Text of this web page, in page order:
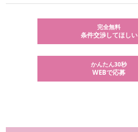
完全無料
条件交渉してほしい
かんたん30秒
WEBで応募